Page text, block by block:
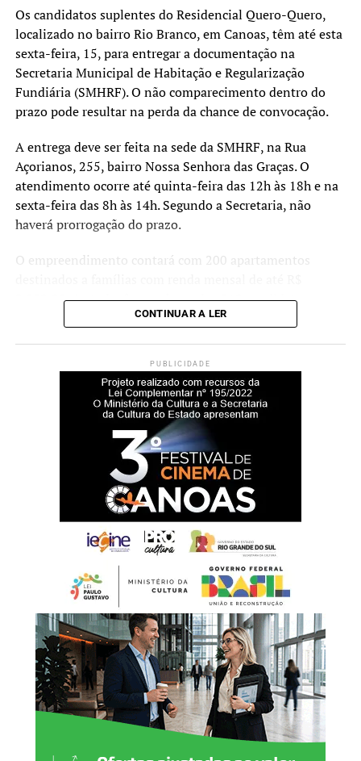
vivem em áreas apontadas
pelos estudos técnicos
como de risco muito alto.
Nosso objetivo é oferecer
uma alternativa segura e
definitiva para essas
pessoas, garantindo mais
tranquilidade e proteção
para o futuro”, destacou.
adaptação do município diante dos eventos climáticos
extremos registrados nos últimos anos, reforçando o
compromisso do Poder Executivo com a proteção das
famílias mais vulneráveis e a ampliação do acesso à
habitação de interesse social.Durante o evento, também
serão apresentadas à comunidade todas as informações
sobre o edital, os critérios de participação e o período de
Os candidatos suplentes do Residencial Quero-Quero,
localizado no bairro Rio Branco, em Canoas, têm até esta
sexta-feira, 15, para entregar a documentação na
Secretaria Municipal de Habitação e Regularização
Fundiária (SMHRF). O não comparecimento dentro do
prazo pode resultar na perda da chance de convocação.
A entrega deve ser feita na sede da SMHRF, na Rua
Açorianos, 255, bairro Nossa Senhora das Graças. O
atendimento ocorre até quinta-feira das 12h às 18h e na
sexta-feira das 8h às 14h. Segundo a Secretaria, não
haverá prorrogação do prazo.
O empreendimento contará com 200 apartamentos
2.850,00. Ao todo, foram chamados 360 candidatos,
sendo 100 suplentes. Caso haja desistências ou
para assumir as vagas como titulares.
Documentos necessários:
Documento de Identificação Oficial com foto;
CPF (caso não conste no documento de identificação);
Comprovante de estado civil (certidão de nascimento ou
casamento, com averbações, se for o caso);
Documento de identificação com foto do procurador
(quando houver);
Laudo médico com CID-10 (se houver caso de pessoa com
deficiência/microcefalia);
Comprovante de recebimento de BPC (se houver);
Comprovante de residência;
Boletim de ocorrência (para casos enquadrados na Lei
Maria da Penha); – Folha resumo do CadÚnico
atualizada.
CONTINUAR A LER
PUBLICIDADE